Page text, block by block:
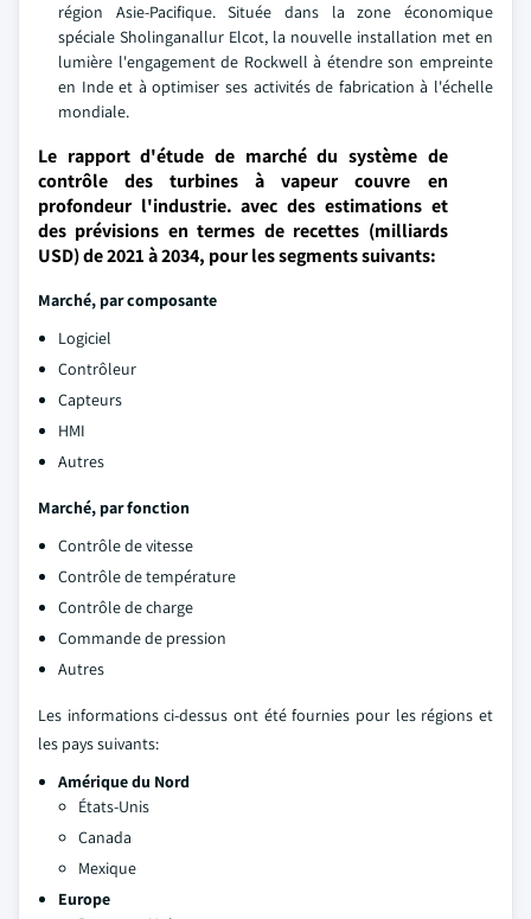
région Asie-Pacifique. Située dans la zone économique
spéciale Sholinganallur Elcot, la nouvelle installation met en
lumière l'engagement de Rockwell à étendre son empreinte
en Inde et à optimiser ses activités de fabrication à l'échelle
mondiale.
Le rapport d'étude de marché du système de
contrôle des turbines à vapeur couvre en
profondeur l'industrie. avec des estimations et
des prévisions en termes de recettes (milliards
USD) de 2021 à 2034, pour les segments suivants:
Marché, par composante
Logiciel
Contrôleur
Capteurs
HMI
Autres
Marché, par fonction
Contrôle de vitesse
Contrôle de température
Contrôle de charge
Commande de pression
Autres
Les informations ci-dessus ont été fournies pour les régions et
les pays suivants:
Amérique du Nord
États-Unis
Canada
Mexique
Europe